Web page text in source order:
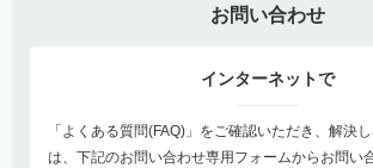
お問い合わせ
インターネットで
「よくある質問(FAQ)」をご確認いただき、解決
は、下記のお問い合わせ専用フォームからお問い